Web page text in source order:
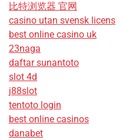
比特浏览器 官网
casino utan svensk licens
best online casino uk
23naga
daftar sunantoto
slot 4d
j88slot
tentoto login
best online casinos
danabet